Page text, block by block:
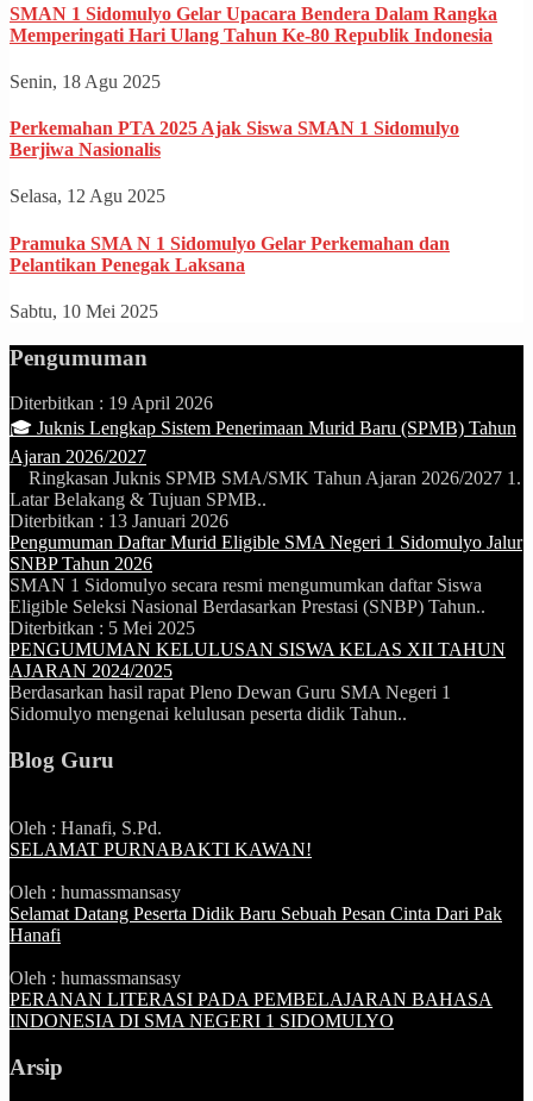
SMAN 1 Sidomulyo Gelar Upacara Bendera Dalam Rangka
Memperingati Hari Ulang Tahun Ke-80 Republik Indonesia
Senin, 18 Agu 2025
Perkemahan PTA 2025 Ajak Siswa SMAN 1 Sidomulyo
Berjiwa Nasionalis
Selasa, 12 Agu 2025
Pramuka SMA N 1 Sidomulyo Gelar Perkemahan dan
Pelantikan Penegak Laksana
Sabtu, 10 Mei 2025
Pengumuman
Diterbitkan : 19 April 2026
🎓 Juknis Lengkap Sistem Penerimaan Murid Baru (SPMB) Tahun
Ajaran 2026/2027
Ringkasan Juknis SPMB SMA/SMK Tahun Ajaran 2026/2027 1.
Latar Belakang & Tujuan SPMB..
Diterbitkan : 13 Januari 2026
Pengumuman Daftar Murid Eligible SMA Negeri 1 Sidomulyo Jalur
SNBP Tahun 2026
SMAN 1 Sidomulyo secara resmi mengumumkan daftar Siswa
Eligible Seleksi Nasional Berdasarkan Prestasi (SNBP) Tahun..
Diterbitkan : 5 Mei 2025
PENGUMUMAN KELULUSAN SISWA KELAS XII TAHUN
AJARAN 2024/2025
Berdasarkan hasil rapat Pleno Dewan Guru SMA Negeri 1
Sidomulyo mengenai kelulusan peserta didik Tahun..
Blog Guru
Oleh : Hanafi, S.Pd.
SELAMAT PURNABAKTI KAWAN!
Oleh : humassmansasy
Selamat Datang Peserta Didik Baru Sebuah Pesan Cinta Dari Pak
Hanafi
Oleh : humassmansasy
PERANAN LITERASI PADA PEMBELAJARAN BAHASA
INDONESIA DI SMA NEGERI 1 SIDOMULYO
Arsip